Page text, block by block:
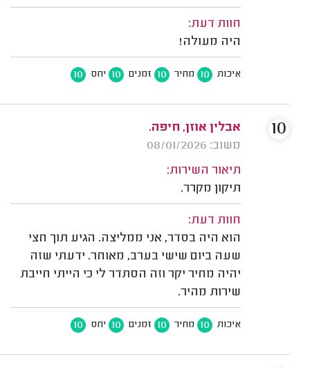
חוות דעת:
היה מעולה!
איכות 10 מחיר 10 זמנים 10 יחס 10
אבלין אוזן, חיפה.
משוב: 08/01/2026
תיאור השירות:
תיקון מקרר.
חוות דעת:
הוא היה בסדר, אני ממליצה. הגיע תוך חצי
שעה ביום שישי בערב, מאוחר. ידעתי שזה
יהיה מחיר יקר וזה הסתדר לי כי הייתי חייבת
שירות מהיר.
איכות 10 מחיר 10 זמנים 10 יחס 10
10